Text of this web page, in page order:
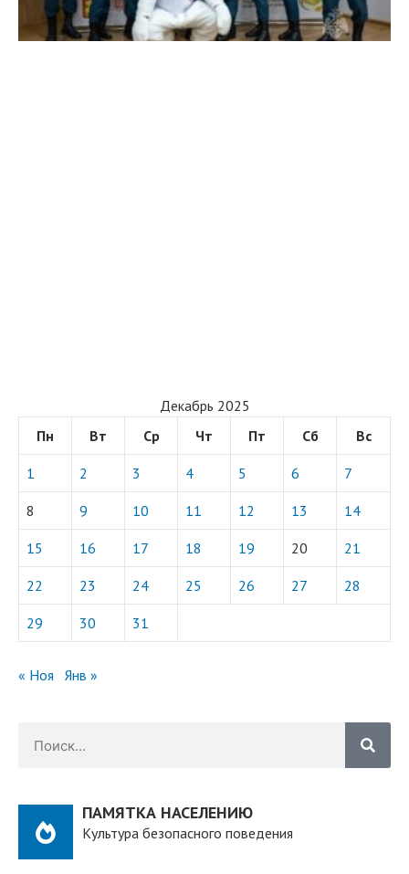
Декабрь 2025
Пн
Вт Ср Чт Пт Сб Вс
1 2 3 4 5 6 7
8 9 10 11 12 13 14
15 16 17 18 19 20 21
22 23 24 25 26 27 28
29 30 31
« Ноя Янв »
ПАМЯТКА НАСЕЛЕНИЮ
Культура безопасного поведения